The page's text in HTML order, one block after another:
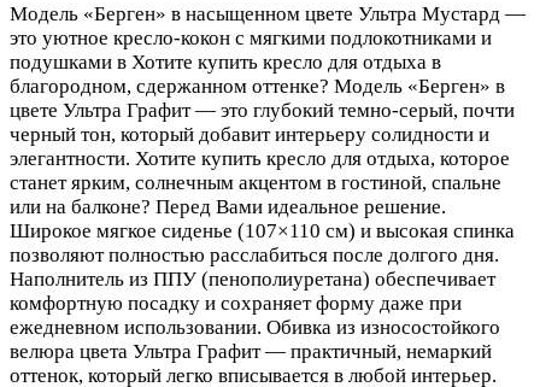
Модель «Берген» в насыщенном цвете Ультра Мустард —
это уютное кресло-кокон с мягкими подлокотниками и
подушками в Хотите купить кресло для отдыха в
благородном, сдержанном оттенке? Модель «Берген» в
цвете Ультра Графит — это глубокий темно-серый, почти
черный тон, который добавит интерьеру солидности и
элегантности. Хотите купить кресло для отдыха, которое
станет ярким, солнечным акцентом в гостиной, спальне
или на балконе? Перед Вами идеальное решение.
Широкое мягкое сиденье (107×110 см) и высокая спинка
позволяют полностью расслабиться после долгого дня.
Наполнитель из ППУ (пенополиуретана) обеспечивает
комфортную посадку и сохраняет форму даже при
ежедневном использовании. Обивка из износостойкого
велюра цвета Ультра Графит — практичный, немаркий
оттенок, который легко вписывается в любой интерьер.